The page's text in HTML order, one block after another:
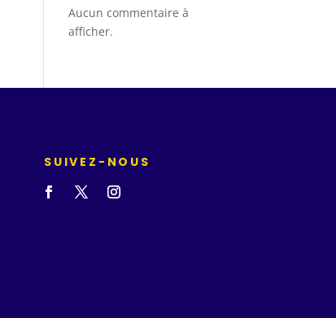
Aucun commentaire à
afficher.
SUIVEZ-NOUS